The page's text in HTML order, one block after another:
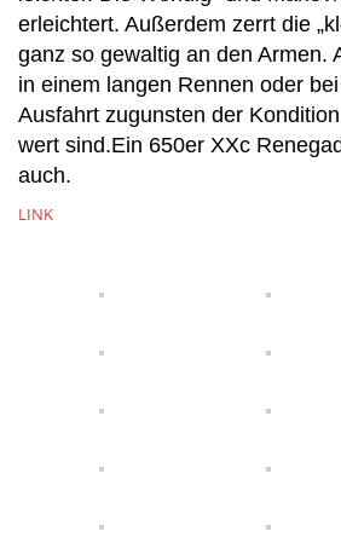
erleichtert. Außerdem zerrt die
ganz so gewaltig an den Armen.
in einem langen Rennen oder
Ausfahrt zugunsten der
wert sind.Ein 650er XXc
auch.
LINK